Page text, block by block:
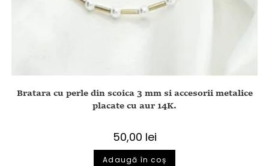
Bratara cu perle din scoica 3 mm si accesorii metalice
placate cu aur 14K.
50,00 lei
Adaugă în coș